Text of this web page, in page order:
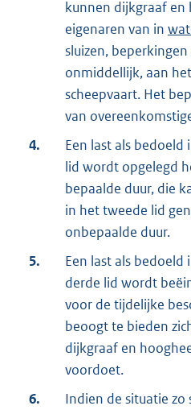
kunnen dijkgraaf en
eigenaren van in
sluizen,
onmiddellijk, aan
scheepvaart. Het
van
4.
Een last als
lid wordt opgelegd
bepaalde duur, die
in het tweede lid
onbepaalde duur.
5.
Een last als
derde lid wordt
voor de tijdelijke
beoogt te bieden
dijkgraaf en
voordoet.
6.
Indien de situatie zo